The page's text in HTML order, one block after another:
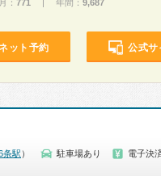
771 | 年間： 9,687
ット予約 公式サ
条駅 ） 駐車場あり 電子決